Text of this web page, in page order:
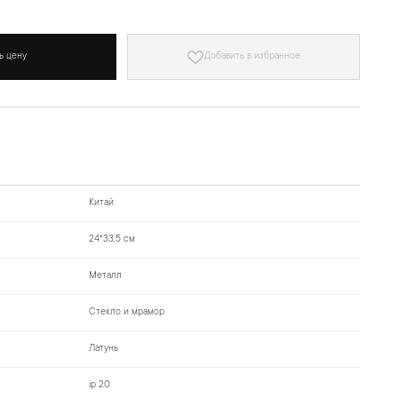
цену Добавить в избранное
Китай
24*33,5 см
Металл
Стекло и мрамор
Латунь
ip 20